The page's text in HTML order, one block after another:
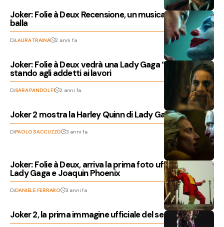
Joker: Folie à Deux Recensione, un musical che non
balla
DiLAURA TRAINA 2 anni fa
Joker: Folie à Deux vedrà una Lady Gaga “pazzesca”
stando agli addetti ai lavori
DiSARA PANDOLFI 2 anni fa
Joker 2 mostra la Harley Quinn di Lady Gaga
DiPAOLO SACCUZZO 3 anni fa
Joker: Folie à Deux, arriva la prima foto ufficiale con
Lady Gaga e Joaquin Phoenix
DiDANIELE FERRARO 3 anni fa
Joker 2, la prima immagine ufficiale del sequel